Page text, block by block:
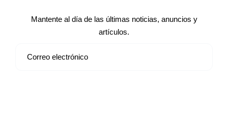
Mantente al día de las últimas noticias, anuncios y
artículos.